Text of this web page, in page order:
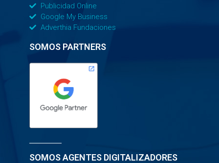
Publicidad Online
Google My Business
Adverthia Fundaciones
SOMOS PARTNERS
SOMOS AGENTES DIGITALIZADORES